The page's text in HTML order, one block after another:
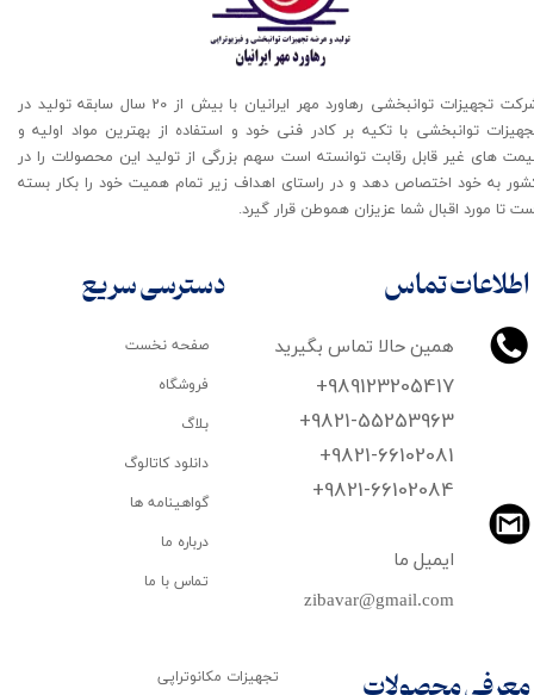
اطلاعات تماس
همین حالا تماس بگیرید
+989123205417
+9821-55253963
+9821-66102081
​​​​​​​+9821-66102084
zibavar@gmail.com
ایمیل ما
شرکت تجهیزات توانبخشی رهاورد مهر ایرانیان با بیش از 20 سال سابقه تولید در
توانبخشی با تکیه بر کادر فنی خود و استفاده از بهترین مواد اولیه و
های غیر قابل رقابت توانسته است سهم بزرگی از تولید این محصولات را در
به خود اختصاص دهد و در راستای اهداف زیر تمام همیت خود را بکار بسته
تا مورد اقبال شما عزیزان هموطن قرار گیرد​​​​​​​.
صفحه نخست
فروشگاه
بلاگ
دانلود کاتالوگ
گواهینامه ها
درباره ما
تماس با ما
تجهیزات مکانوتراپی
دسترسی سریع